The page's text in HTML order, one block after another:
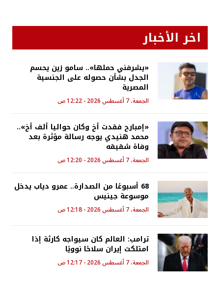
اخر الأخبار
«يشرفني حملها».. سامو زين يحسم
الجدل بشأن حصوله على الجنسية
المصرية
الجمعة، 7 أغسطس 2026 - 12:22 ص
«إمبارح فقدت أخ وكان حواليا ألف أخ»..
محمد هنيدي يوجه رسالة مؤثرة بعد
وفاة شقيقه
الجمعة، 7 أغسطس 2026 - 12:20 ص
68 أسبوعًا من الصدارة.. عمرو دياب يدخل
موسوعة جينيس
الجمعة، 7 أغسطس 2026 - 12:18 ص
ترامب: العالم كان سيواجه كارثة إذا
امتلكت إيران سلاحًا نوويًا
الجمعة، 7 أغسطس 2026 - 12:17 ص